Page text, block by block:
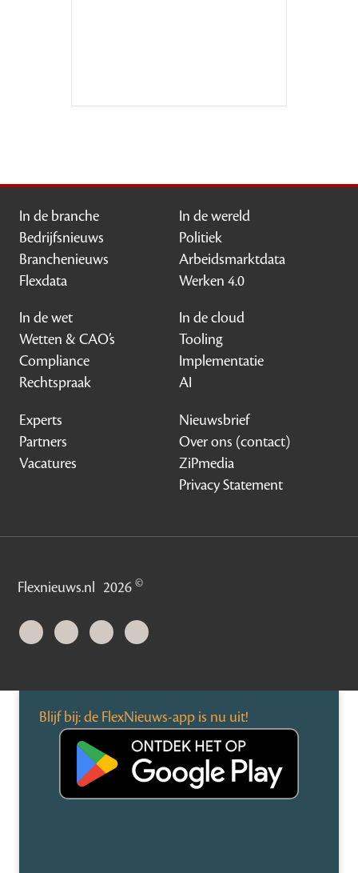
In de branche
Bedrijfsnieuws
Branchenieuws
Flexdata
In de wereld
Politiek
Arbeidsmarktdata
Werken 4.0
In de wet
Wetten & CAO’s
Compliance
Rechtspraak
In de cloud
Tooling
Implementatie
AI
Experts
Partners
Vacatures
Nieuwsbrief
Over ons (contact)
ZiPmedia
Privacy Statement
Flexnieuws.nl 2026©
Blijf bij: de FlexNieuws-app is nu uit!